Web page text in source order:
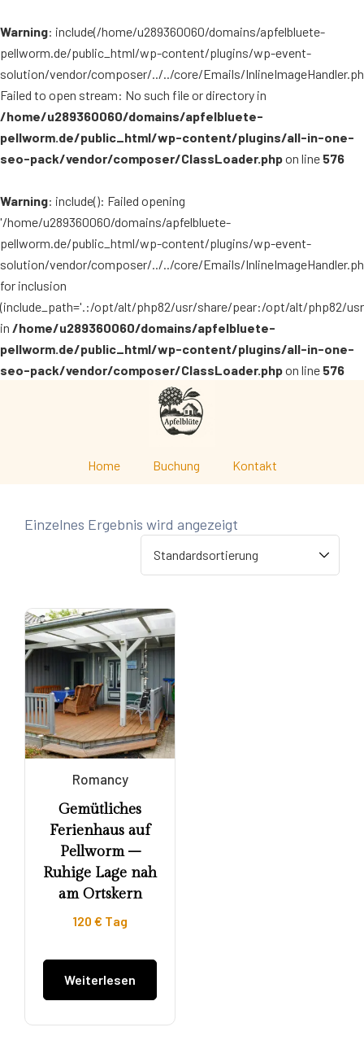
Warning: include(/home/u289360060/domains/apfelbluete-
pellworm.de/public_html/wp-content/plugins/wp-event-
solution/vendor/composer/../../core/Emails/
Failed to open stream: No such file or directory in
/home/u289360060/domains/apfelbluete-
pellworm.de/public_html/wp-content/plugins/all-in-one-
seo-pack/vendor/composer/ClassLoader.phpon line 576
Warning: include(): Failed opening
'/home/u289360060/domains/apfelbluete-
pellworm.de/public_html/wp-content/plugins/wp-event-
solution/vendor/composer/../../core/Emails/
for inclusion
(include_path='.:/opt/alt/php82/usr/share/pear:/opt/alt/php82/
in /home/u289360060/domains/apfelbluete-
pellworm.de/public_html/wp-content/plugins/all-in-one-
seo-pack/vendor/composer/ClassLoader.phpon line 576
Home Buchung Kontakt
Einzelnes Ergebnis wird angezeigt
Romancy
Gemütliches
Ferienhaus auf
Pellworm –
Ruhige Lage nah
am Ortskern
120€ Tag
Weiterlesen